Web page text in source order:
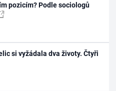
pozicím? Podle sociologů
si vyžádala dva životy. Čtyři